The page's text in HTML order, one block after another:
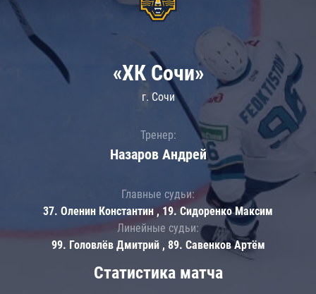
Статистика матча
«ХК Сочи»
г. Сочи
Тренер:
Назаров Андрей
Главные судьи:
37. Оленин Константин , 19. Сидоренко Максим
Линейные судьи:
99. Головлёв Дмитрий , 89. Савенков Артём